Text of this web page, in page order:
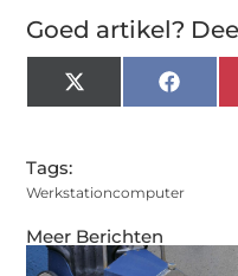
Meer Berichten
Goed artikel?
X
(Twitter)
Tags:
Werkstationcomputer